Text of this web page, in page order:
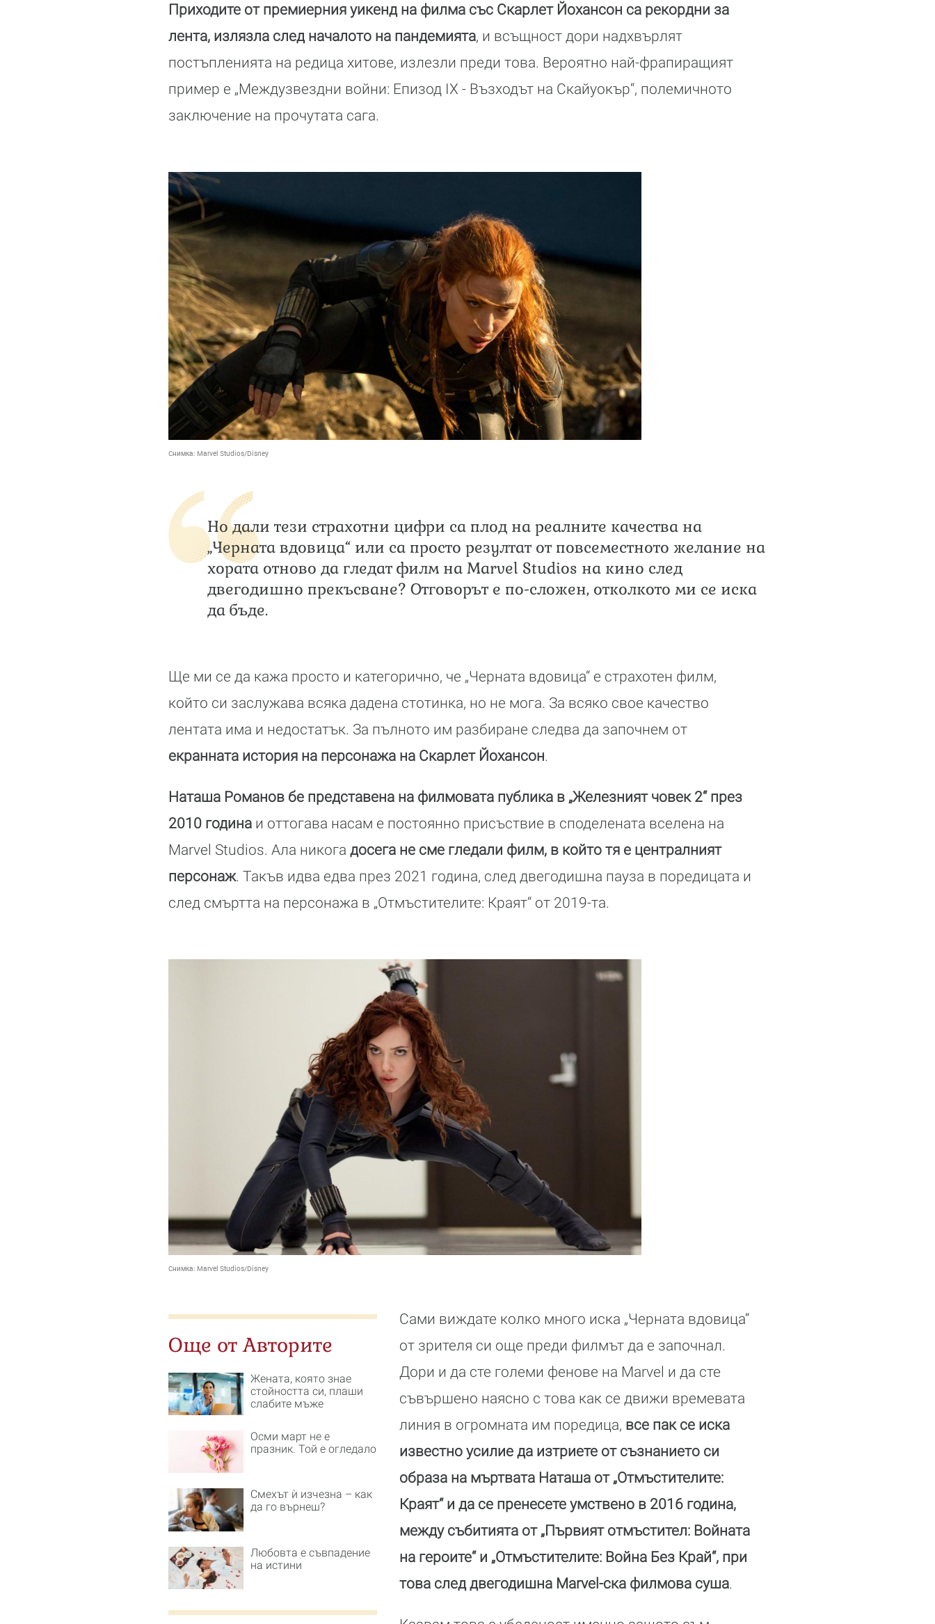
Приходите от премиерния уикенд на филма със Скарлет Йохансон са рекордни за
лента, излязла след началото на пандемията, и всъщност дори надхвърлят
постъпленията на редица хитове, излезли преди това. Вероятно най-фрапиращият
пример е „Междузвездни войни: Епизод IX - Възходът на Скайуокър“, полемичното
заключение на прочутата сага.
Снимка: Marvel Studios/Disney
Но дали тези страхотни цифри са плод на реалните качества на
„Черната вдовица“ или са просто резултат от повсеместното желание на
хората отново да гледат филм на Marvel Studios на кино след
двегодишно прекъсване? Отговорът е по-сложен, отколкото ми се иска
да бъде.
Ще ми се да кажа просто и категорично, че „Черната вдовица“ е страхотен филм,
който си заслужава всяка дадена стотинка, но не мога. За всяко свое качество
лентата има и недостатък. За пълното им разбиране следва да започнем от
екранната история на персонажа на Скарлет Йохансон.
Наташа Романов бе представена на филмовата публика в „Железният човек 2“ през
2010 година и оттогава насам е постоянно присъствие в споделената вселена на
Marvel Studios. Ала никога досега не сме гледали филм, в който тя е централният
персонаж. Такъв идва едва през 2021 година, след двегодишна пауза в поредицата и
след смъртта на персонажа в „Отмъстителите: Краят“ от 2019-та.
Снимка: Marvel Studios/Disney
Още от Авторите
Жената, която знае
стойността си, плаши
слабите мъже
Осми март не е
празник. Той е огледало
Смехът ѝ изчезна – как
да го върнеш?
Любовта е съвпадение
на истини
Сами виждате колко много иска „Черната вдовица“
от зрителя си още преди филмът да е започнал.
Дори и да сте големи фенове на Marvel и да сте
съвършено наясно с това как се движи времевата
линия в огромната им поредица, все пак се иска
известно усилие да изтриете от съзнанието си
образа на мъртвата Наташа от „Отмъстителите:
Краят“ и да се пренесете умствено в 2016 година,
между събитията от „Първият отмъстител: Войната
на героите“ и „Отмъстителите: Война Без Край“, при
това след двегодишна Marvel-ска филмова суша.